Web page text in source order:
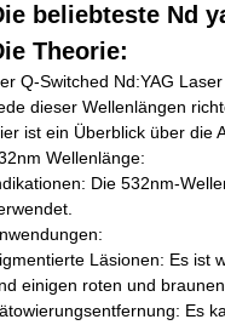
beliebteste Nd
Theorie:
Q-Switched Nd:YAG
dieser Wellenlängen
ist ein Überblick über die
Wellenlänge:
Die 532nm-
Läsionen: Es ist
einigen roten und
Es